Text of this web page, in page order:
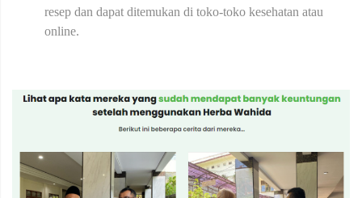
resep dan dapat ditemukan di toko-toko kesehatan atau
online.